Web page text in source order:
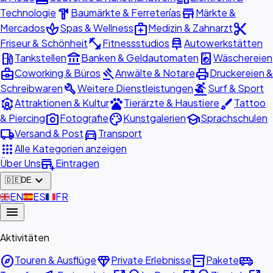
Technologie hardware Baumärkte & FerreteríasstoreMärkte &
MercadosspaSpas & Wellnessmedical_servicesMedizin & Zahnarztcontent_cut
Friseur & Schönheitfitness_centerFitnessstudios car_repairAutowerkstätten
local_gas_stationTankstellenaccount_balanceBanken & Geldautomaten local_laundry_serviceWäschereien
business_centerCoworking & Büros gavelAnwälte & NotareprintDruckereien &
SchreibwarenbuildWeitere DienstleistungensurfingSurf & Sport
attractionsAttraktionen & KulturpetsTierärzte & HaustierebrushTattoo
& Piercingphoto_cameraFotografiepaletteKunstgalerienschoolSprachschulen
local_shippingVersand & Postdirections_carTransport
appsAlle Kategorien anzeigen
Über Unsadd_businessEintragen
🇩🇪DE expand_more
🇬🇧EN🇪🇸ES🇫🇷FR
menu
Aktivitäten
exploreTouren & AusflügediamondPrivate Erlebnisseinventory_2Paketeairport_shuttle